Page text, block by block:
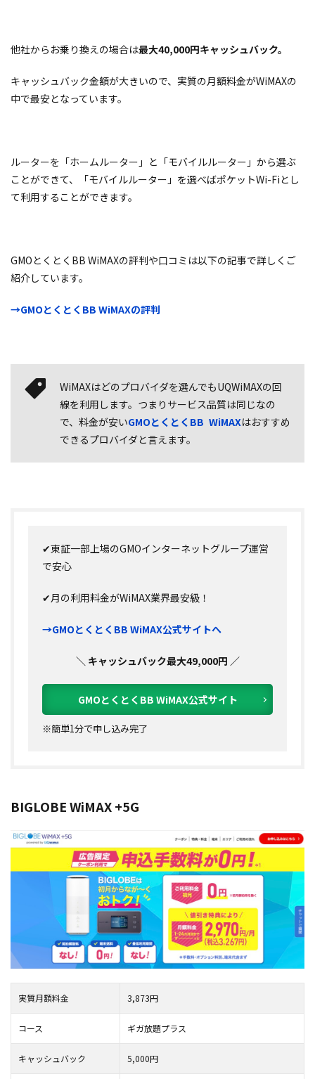
他社からお乗り換えの場合は最大40,000円キャッシュバック。
キャッシュバック金額が大きいので、実質の月額料金がWiMAXの
中で最安となっています。
ルーターを「ホームルーター」と「モバイルルーター」から選ぶ
ことができて、「モバイルルーター」を選べばポケットWi-Fiとし
て利用することができます。
GMOとくとくBB WiMAXの評判や口コミは以下の記事で詳しくご
紹介しています。
→GMOとくとくBB WiMAXの評判
WiMAXはどのプロバイダを選んでもUQWiMAXの回
線を利用します。つまりサービス品質は同じなの
で、料金が安いGMOとくとくBB WiMAXはおすすめ
できるプロバイダと言えます。
✔東証一部上場のGMOインターネットグループ運営
で安心
✔月の利用料金がWiMAX業界最安級！
→GMOとくとくBB WiMAX公式サイトへ
＼ キャッシュバック最大49,000円 ／
GMOとくとくBB WiMAX公式サイト
※簡単1分で申し込み完了
BIGLOBE WiMAX +5G
実質月額料金 3,873円
コース ギガ放題プラス
キャッシュバック 5,000円